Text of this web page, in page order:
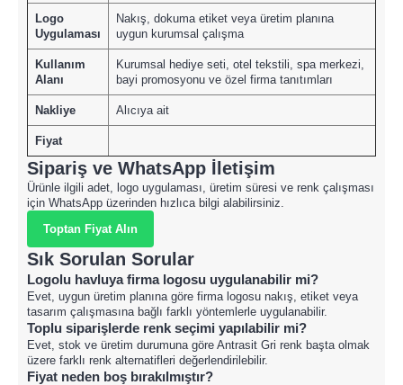
Logo
Uygulaması
Nakış, dokuma etiket veya üretim planına
uygun kurumsal çalışma
Kullanım
Alanı
Kurumsal hediye seti, otel tekstili, spa merkezi,
bayi promosyonu ve özel firma tanıtımları
Nakliye Alıcıya ait
Fiyat
Sipariş ve WhatsApp İletişim
Ürünle ilgili adet, logo uygulaması, üretim süresi ve renk çalışması
için WhatsApp üzerinden hızlıca bilgi alabilirsiniz.
Toptan Fiyat Alın
Sık Sorulan Sorular
Logolu havluya firma logosu uygulanabilir mi?
Evet, uygun üretim planına göre firma logosu nakış, etiket veya
tasarım çalışmasına bağlı farklı yöntemlerle uygulanabilir.
Toplu siparişlerde renk seçimi yapılabilir mi?
Evet, stok ve üretim durumuna göre Antrasit Gri renk başta olmak
üzere farklı renk alternatifleri değerlendirilebilir.
Fiyat neden boş bırakılmıştır?